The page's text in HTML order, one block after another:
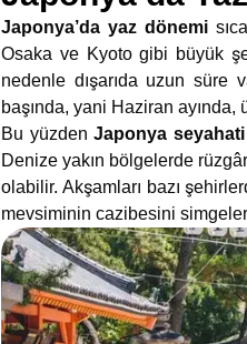
Japonya’da yaz dönemi
Osaka ve Kyoto gibi büyük
nedenle dışarıda uzun süre
başında, yani Haziran
Bu yüzdenJaponya seyahati
Denize yakın bölgelerde
olabilir. Akşamları bazı
mevsiminin cazibesini